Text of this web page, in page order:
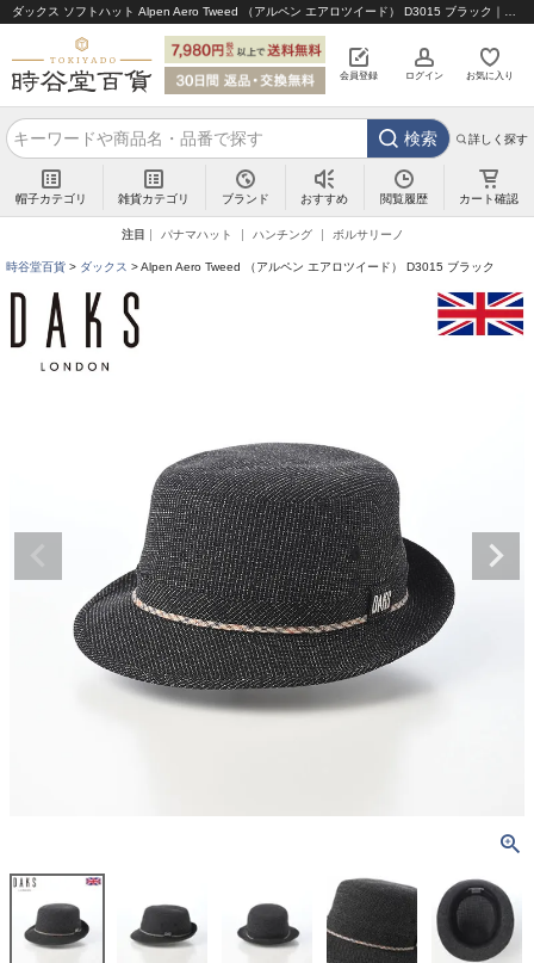
会員登録 ログイン お気に入り
検索 詳しく探す
帽子カテゴリ 雑貨カテゴリ ブランド おすすめ 閲覧履歴 カート確認
注目 パナマハット ハンチング ボルサリーノ
時谷堂百貨 ダックス Alpen Aero Tweed （アルペン エアロツイード） D3015 ブラック